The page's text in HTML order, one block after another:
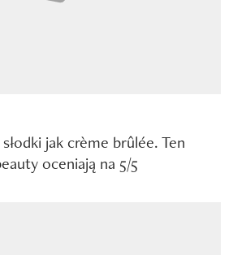
jak crème brûlée. Ten
oceniają na 5/5